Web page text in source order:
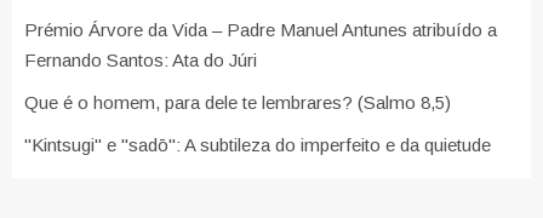
Prémio Árvore da Vida – Padre Manuel Antunes atribuído a
Fernando Santos: Ata do Júri
Que é o homem, para dele te lembrares? (Salmo 8,5)
"Kintsugi" e "sadō": A subtileza do imperfeito e da quietude